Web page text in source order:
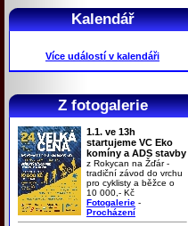
Kalendář
Více událostí v kalendáři
Z fotogalerie
1.1. ve 13h
startujeme VC Eko
komíny a ADS stavby
z Rokycan na Žďár -
tradiční závod do vrchu
pro cyklisty a běžce o
10 000,- Kč
Fotogalerie -
Procházení